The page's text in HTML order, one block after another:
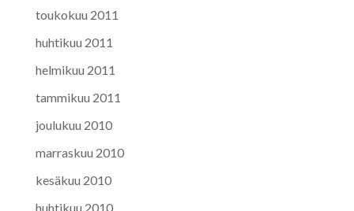
toukokuu 2011
huhtikuu 2011
helmikuu 2011
tammikuu 2011
joulukuu 2010
marraskuu 2010
kesäkuu 2010
huhtikuu 2010